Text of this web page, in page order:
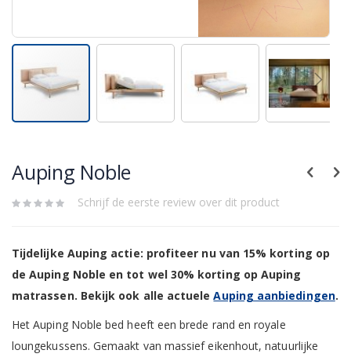
Auping Noble
Schrijf de eerste review over dit product
Tijdelijke Auping actie: profiteer nu van 15% korting op
de Auping Noble en tot wel 30% korting op Auping
matrassen. Bekijk ook alle actueleAuping aanbiedingen.
Het Auping Noble bed heeft een brede rand en royale
loungekussens. Gemaakt van massief eikenhout, natuurlijke
beginning
the